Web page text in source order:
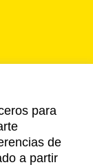
para
de
a partir